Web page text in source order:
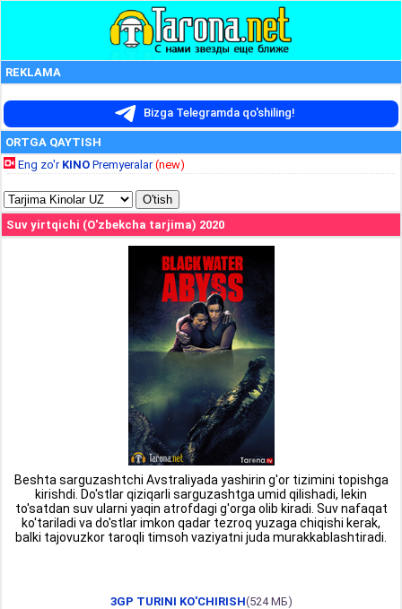
REKLAMA
Bizga Telegramda qo'shiling!
ORTGA QAYTISH
Eng zo'r KINO Premyeralar(new)
Suv yirtqichi (O'zbekcha tarjima) 2020
Beshta sarguzashtchi Avstraliyada yashirin g'or tizimini topishga
kirishdi. Do'stlar qiziqarli sarguzashtga umid qilishadi, lekin
to'satdan suv ularni yaqin atrofdagi g'orga olib kiradi. Suv nafaqat
ko'tariladi va do'stlar imkon qadar tezroq yuzaga chiqishi kerak,
balki tajovuzkor taroqli timsoh vaziyatni juda murakkablashtiradi.
3GP TURINI KO'CHIRISH(524 МБ)